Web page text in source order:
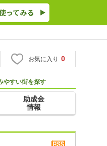
お気に入り 0
やすい街を探す
助成金
情報